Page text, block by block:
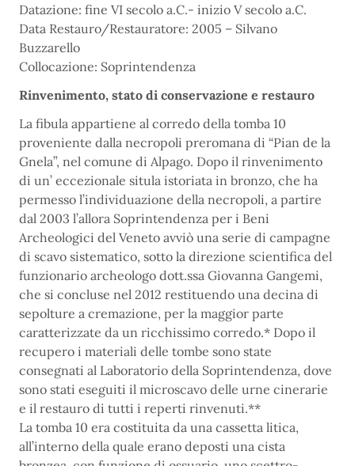
Datazione: fine VI secolo a.C.- inizio V secolo a.C.
Data Restauro/Restauratore: 2005 – Silvano
Buzzarello
Collocazione: Soprintendenza
Rinvenimento, stato di conservazione e restauro
La fibula appartiene al corredo della tomba 10
proveniente dalla necropoli preromana di “Pian de la
Gnela”, nel comune di Alpago. Dopo il rinvenimento
di un’ eccezionale situla istoriata in bronzo, che ha
permesso l’individuazione della necropoli, a partire
dal 2003 l’allora Soprintendenza per i Beni
Archeologici del Veneto avviò una serie di campagne
di scavo sistematico, sotto la direzione scientifica del
funzionario archeologo dott.ssa Giovanna Gangemi,
che si concluse nel 2012 restituendo una decina di
sepolture a cremazione, per la maggior parte
caratterizzate da un ricchissimo corredo.* Dopo il
recupero i materiali delle tombe sono state
consegnati al Laboratorio della Soprintendenza, dove
sono stati eseguiti il microscavo delle urne cinerarie
e il restauro di tutti i reperti rinvenuti.**
La tomba 10 era costituita da una cassetta litica,
all’interno della quale erano deposti una cista